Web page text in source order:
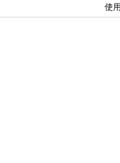
使